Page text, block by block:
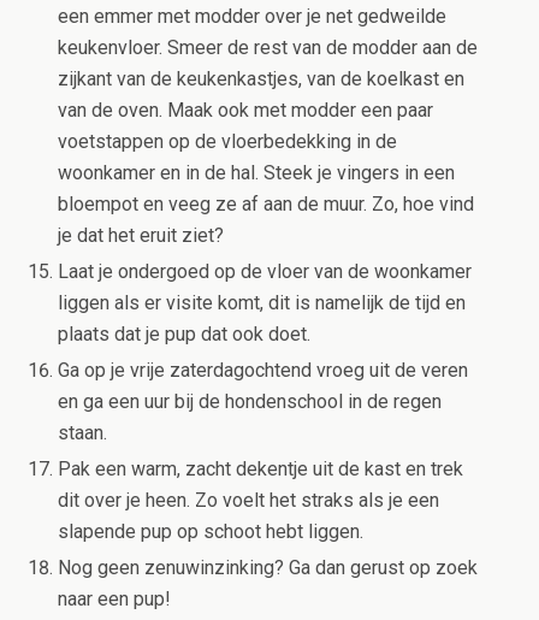
een emmer met modder over je net gedweilde
keukenvloer. Smeer de rest van de modder aan de
zijkant van de keukenkastjes, van de koelkast en
van de oven. Maak ook met modder een paar
voetstappen op de vloerbedekking in de
woonkamer en in de hal. Steek je vingers in een
bloempot en veeg ze af aan de muur. Zo, hoe vind
je dat het eruit ziet?
Laat je ondergoed op de vloer van de woonkamer
liggen als er visite komt, dit is namelijk de tijd en
plaats dat je pup dat ook doet.
Ga op je vrije zaterdagochtend vroeg uit de veren
en ga een uur bij de hondenschool in de regen
staan.
Pak een warm, zacht dekentje uit de kast en trek
dit over je heen. Zo voelt het straks als je een
slapende pup op schoot hebt liggen.
Nog geen zenuwinzinking? Ga dan gerust op zoek
naar een pup!